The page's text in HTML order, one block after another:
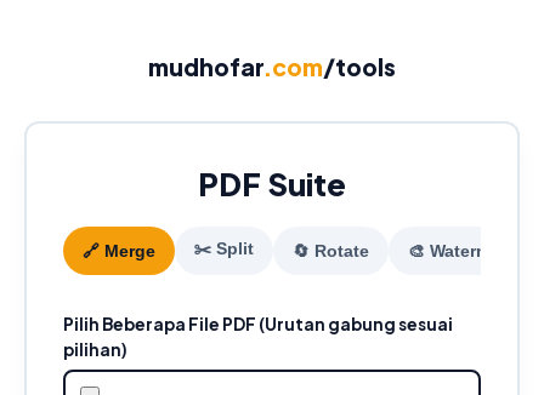
mudhofar.com/tools
PDF Suite
🔗 Merge ✂️ Split 🔄 Rotate 🎨 Watermark
Pilih Beberapa File PDF (Urutan gabung sesuai
pilihan)